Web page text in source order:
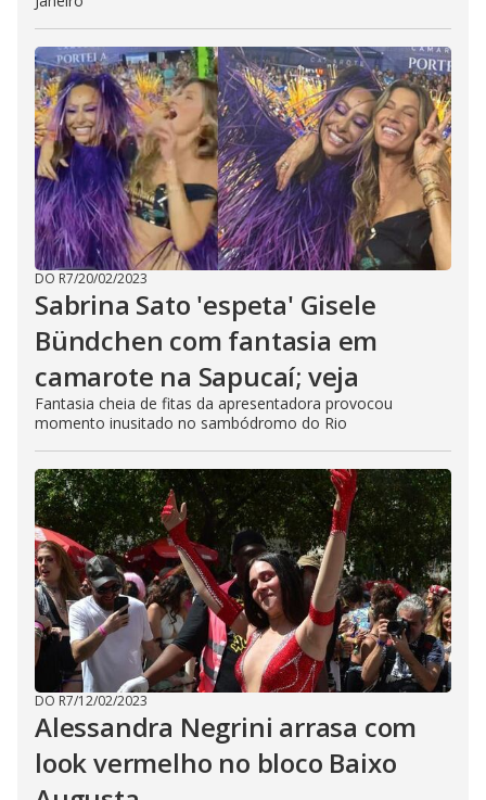
DO R7/20/02/2023
Sabrina Sato 'espeta' Gisele
Bündchen com fantasia em
camarote na Sapucaí; veja
Fantasia cheia de fitas da apresentadora provocou
momento inusitado no sambódromo do Rio
DO R7/12/02/2023
Alessandra Negrini arrasa com
look vermelho no bloco Baixo